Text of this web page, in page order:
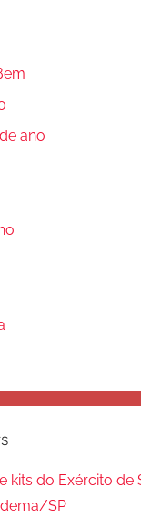
ano
kits do Exército de
SP